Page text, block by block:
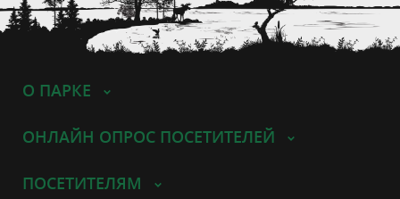
О ПАРКЕ
ОНЛАЙН ОПРОС ПОСЕТИТЕЛЕЙ
ПОСЕТИТЕЛЯМ